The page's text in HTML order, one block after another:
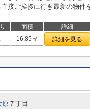
接ご挨拶に行き最新の物件
面積 詳細
16.85㎡ 詳細を見る
原 ７丁目